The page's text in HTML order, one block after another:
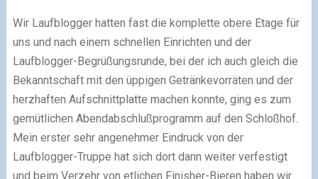
Wir Laufblogger hatten fast die komplette obere Etage für
uns und nach einem schnellen Einrichten und der
Laufblogger-Begrüßungsrunde, bei der ich auch gleich die
Bekanntschaft mit den üppigen Getränkevorräten und der
herzhaften Aufschnittplatte machen konnte, ging es zum
gemütlichen Abendabschlußprogramm auf den Schloßhof.
Mein erster sehr angenehmer Eindruck von der
Laufblogger-Truppe hat sich dort dann weiter verfestigt
und beim Verzehr von etlichen Finisher-Bieren haben wir